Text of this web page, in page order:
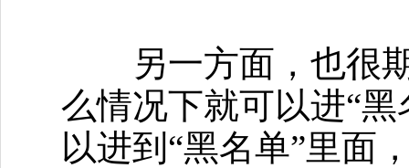
另一方面，也很期
么情况下就可以进“
以进到“黑名单”里面